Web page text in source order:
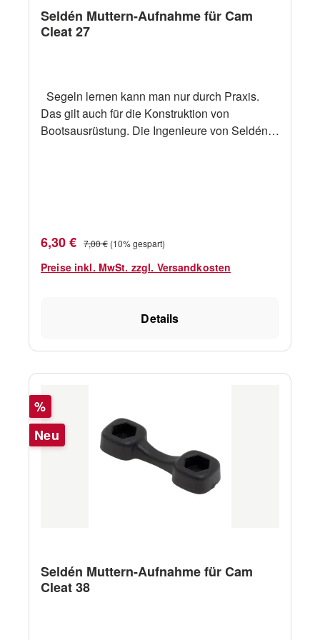
Seldén Muttern-Aufnahme für Cam
Cleat 27
Segeln lernen kann man nur durch Praxis.
Das gilt auch für die Konstruktion von
Bootsausrüstung. Die Ingenieure von Seldén
Jollen und Yachten ein umfangreiches
Programm an Blöcken und Decksausrüstung.
Verkaufspreis:
6,30 € Regulärer Preis:
7,00 € (10% gespart)
Preise inkl. MwSt. zzgl. Versandkosten
Details
Rabatt
%
Neu
Seldén Muttern-Aufnahme für Cam
Cleat 38